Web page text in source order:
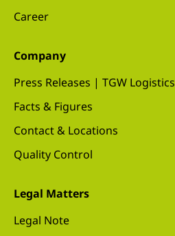
Career
Company
Press Releases | TGW Logistics
Facts & Figures
Contact & Locations
Quality Control
Legal Matters
Legal Note